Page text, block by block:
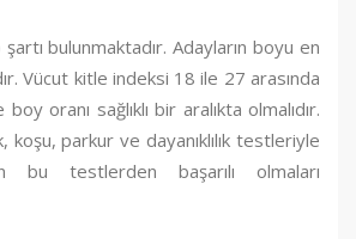
bulunmaktadır. Adayların boyu en
Vücut kitle indeksi 18 ile 27 arasında
oranı sağlıklı bir aralıkta olmalıdır.
koşu, parkur ve dayanıklılık testleriyle
bu testlerden başarılı olmaları